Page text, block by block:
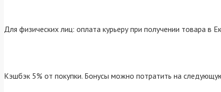
Для физических лиц: оплата курьеру при получении товара в
Кэшбэк 5% от покупки. Бонусы можно потратить на